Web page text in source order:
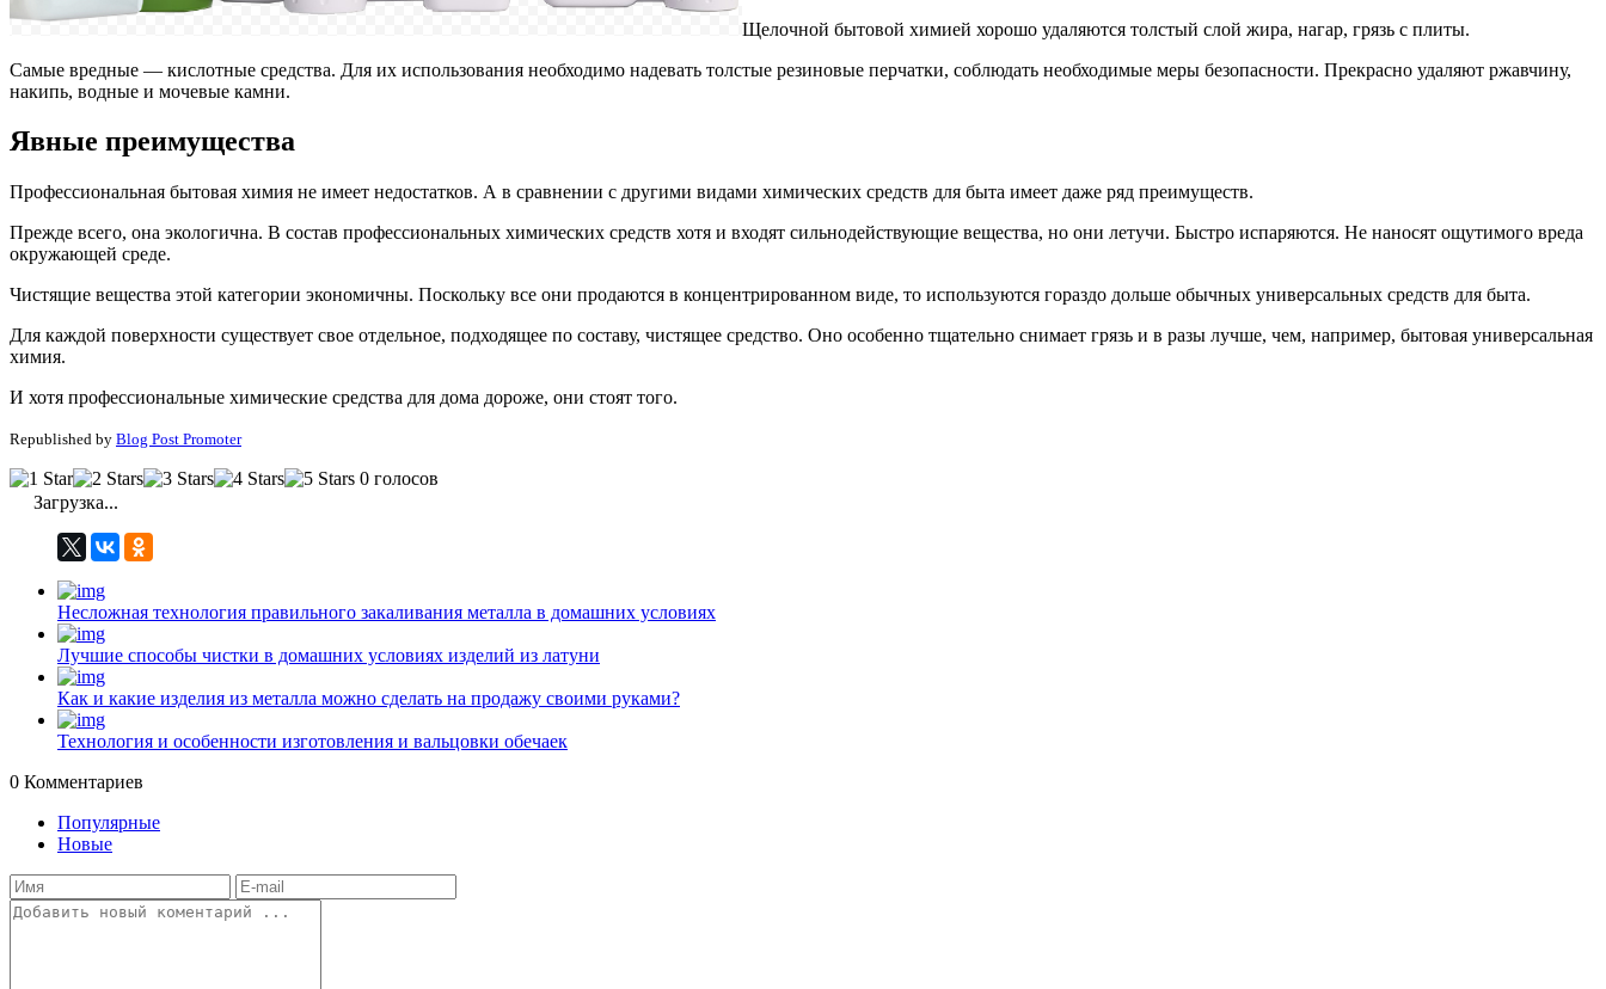
Щелочной бытовой химией хорошо удаляются толстый слой жира, нагар, грязь с плиты.
Самые вредные — кислотные средства. Для их использования необходимо надевать толстые резиновые перчатки, соблюдать необходимые меры безопасности. Прекрасно удаляют ржавчину,
накипь, водные и мочевые камни.
Явные преимущества
Профессиональная бытовая химия не имеет недостатков. А в сравнении с другими видами химических средств для быта имеет даже ряд преимуществ.
Прежде всего, она экологична. В состав профессиональных химических средств хотя и входят сильнодействующие вещества, но они летучи. Быстро испаряются. Не наносят ощутимого вреда
окружающей среде.
Чистящие вещества этой категории экономичны. Поскольку все они продаются в концентрированном виде, то используются гораздо дольше обычных универсальных средств для быта.
Для каждой поверхности существует свое отдельное, подходящее по составу, чистящее средство. Оно особенно тщательно снимает грязь и в разы лучше, чем, например, бытовая универсальная
химия.
И хотя профессиональные химические средства для дома дороже, они стоят того.
Republished by Blog Post Promoter
0 голосов
Загрузка...
Несложная технология правильного закаливания металла в домашних условиях
Лучшие способы чистки в домашних условиях изделий из латуни
Как и какие изделия из металла можно сделать на продажу своими руками?
Технология и особенности изготовления и вальцовки обечаек
0 Комментариев
Популярные
Новые